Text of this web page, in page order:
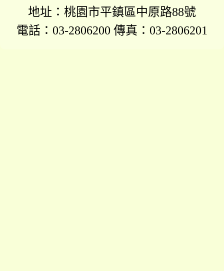
地址：桃園市平鎮區中原路88號
電話：03-2806200 傳真：03-2806201